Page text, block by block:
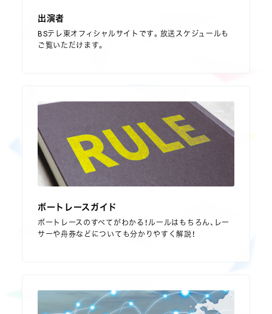
出演者
BSテレ東オフィシャルサイトです。放送スケジュールも
ご覧いただけます。
ボートレースガイド
ボートレースのすべてがわかる！ルールはもちろん、レー
サーや舟券などについても分かりやすく解説！